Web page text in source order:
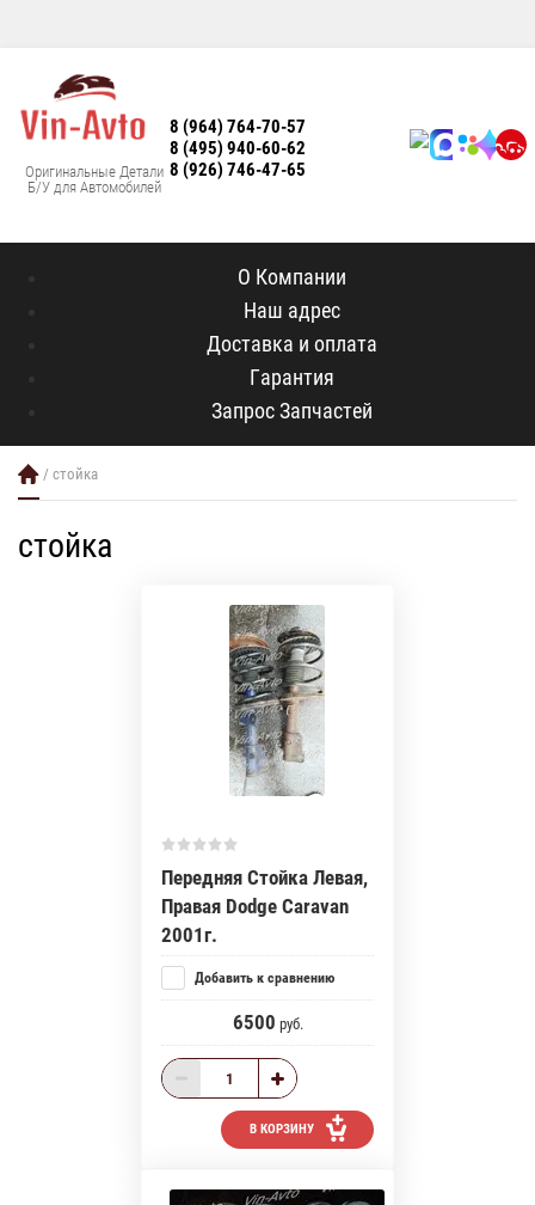
Оригинальные Детали
Б/У для Автомобилей
8 (964) 764-70-57
8 (495) 940-60-62
8 (926) 746-47-65
О Компании
Наш адрес
Доставка и оплата
Гарантия
Запрос Запчастей
/ стойка
стойка
Передняя Стойка Левая,
Правая Dodge Caravan
2001г.
Добавить к сравнению
6500 руб.
В КОРЗИНУ